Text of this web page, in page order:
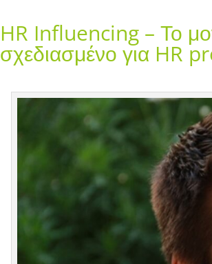
HR Influencing – Το
σχεδιασμένο για HR